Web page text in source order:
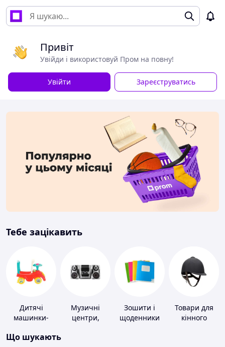
Привіт
Увійди і використовуй Пром на повну!
Увійти Зареєструватись
Тебе зацікавить
Дитячі
машинки-
Музичні
центри,
Зошити і
щоденники
Товари для
кінного
Що шукають